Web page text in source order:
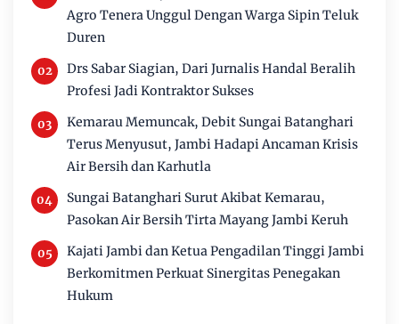
Agro Tenera Unggul Dengan Warga Sipin Teluk
Duren
Drs Sabar Siagian, Dari Jurnalis Handal Beralih
Profesi Jadi Kontraktor Sukses
Kemarau Memuncak, Debit Sungai Batanghari
Terus Menyusut, Jambi Hadapi Ancaman Krisis
Air Bersih dan Karhutla
Sungai Batanghari Surut Akibat Kemarau,
Pasokan Air Bersih Tirta Mayang Jambi Keruh
Kajati Jambi dan Ketua Pengadilan Tinggi Jambi
Berkomitmen Perkuat Sinergitas Penegakan
Hukum